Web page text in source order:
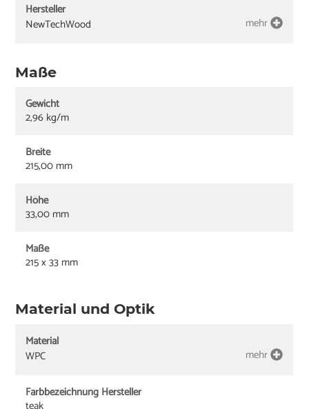
Hersteller
NewTechWood
mehr
Maße
Gewicht
2,96 kg/m
Breite
215,00 mm
Höhe
33,00 mm
Maße
215 x 33 mm
Material und Optik
Material
WPC
mehr
Farbbezeichnung Hersteller